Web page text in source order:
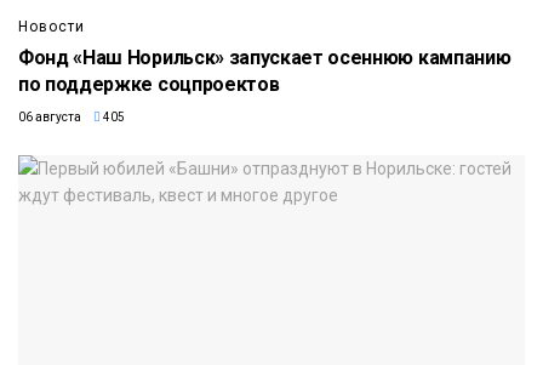
Новости
Фонд «Наш Норильск» запускает осеннюю кампанию
по поддержке соцпроектов
06 августа 405